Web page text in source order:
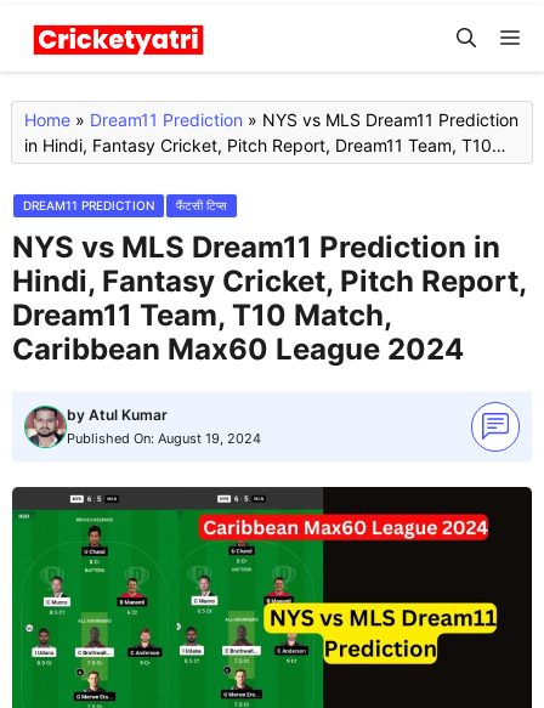
Skip
content
Home » Dream11 Prediction » NYS vs MLS Dream11 Prediction
in Hindi, Fantasy Cricket, Pitch Report, Dream11 Team, T10
Match, Caribbean Max60 League 2024
DREAM11 PREDICTION फैंटसी टिप्स
NYS vs MLS Dream11 Prediction in
Hindi, Fantasy Cricket, Pitch Report,
Dream11 Team, T10 Match,
Caribbean Max60 League 2024
by Atul Kumar
Published On: August 19, 2024